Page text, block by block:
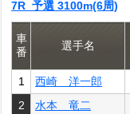
7R 予選 3100m(6周)
車
番
選手名
1 西崎 洋一郎
2
水本 竜二